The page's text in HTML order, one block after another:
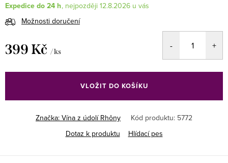
Expedice do 24 h
12.8.2026
Možnosti doručení
399 Kč / ks
cena:
VLOŽIT DO KOŠÍKU
Značka: Vína z údolí Rhôny Kód produktu: 5772
Dotaz k produktu
Hlídací pes